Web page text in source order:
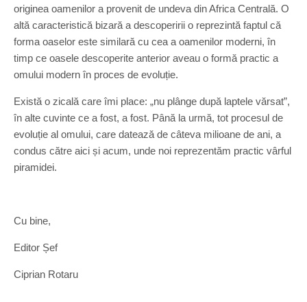
originea oamenilor a provenit de undeva din Africa Centrală. O
altă caracteristică bizară a descoperirii o reprezintă faptul că
forma oaselor este similară cu cea a oamenilor moderni, în
timp ce oasele descoperite anterior aveau o formă practic a
omului modern în proces de evoluție.
Există o zicală care îmi place: „nu plânge după laptele vărsat”,
în alte cuvinte ce a fost, a fost. Până la urmă, tot procesul de
evoluție al omului, care datează de câteva milioane de ani, a
condus către aici și acum, unde noi reprezentăm practic vârful
piramidei.
Cu bine,
Editor Șef
Ciprian Rotaru